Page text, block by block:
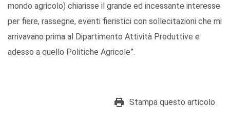
mondo agricolo) chiarisse il grande ed incessante interesse
per fiere, rassegne, eventi fieristici con sollecitazioni che mi
arrivavano prima al Dipartimento Attività Produttive e
adesso a quello Politiche Agricole”.
Stampa questo articolo